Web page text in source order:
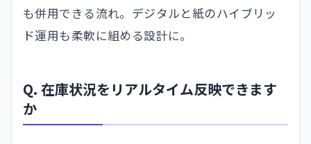
も併用できる流れ。デジタルと紙のハイブリッ
ド運用も柔軟に組める設計に。
Q. 在庫状況をリアルタイム反映できます
か